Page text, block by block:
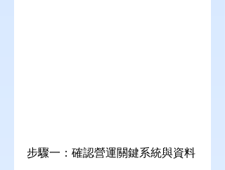
步驟一：確認營運關鍵系統與資料